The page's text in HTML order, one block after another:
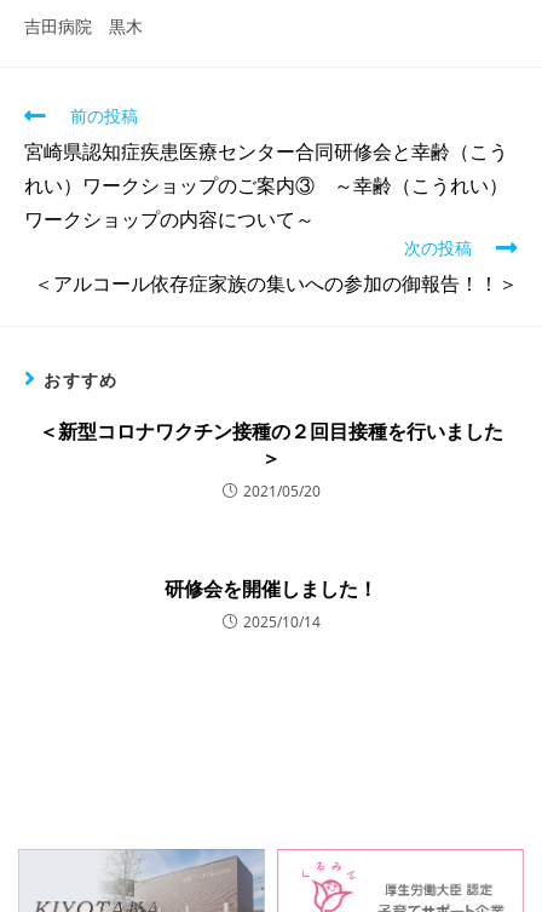
吉田病院 黒木
前の投稿
宮崎県認知症疾患医療センター合同研修会と幸齢（こう
れい）ワークショップのご案内③ ～幸齢（こうれい）
ワークショップの内容について～
次の投稿
＜アルコール依存症家族の集いへの参加の御報告！！＞
おすすめ
＜新型コロナワクチン接種の２回目接種を行いました
＞
2021/05/20
研修会を開催しました！
2025/10/14